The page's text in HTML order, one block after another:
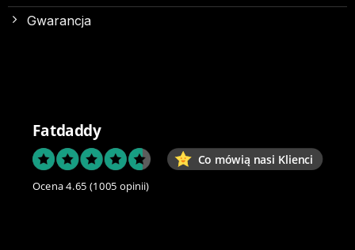
Gwarancja
Fatdaddy
Co mówią nasi Klienci
Ocena 4.65 (1005 opinii)